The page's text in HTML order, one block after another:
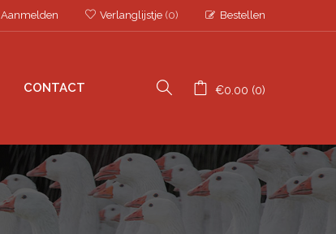
Aanmelden Verlanglijstje (0) Bestellen
CONTACT €0.00 0